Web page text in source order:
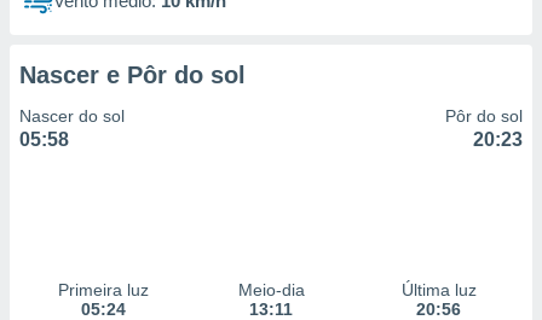
Nascer e Pôr do sol
Nascer do sol
05:58
Pôr do sol
20:23
Primeira luz
05:24
Meio-dia
13:11
Última luz
20:56